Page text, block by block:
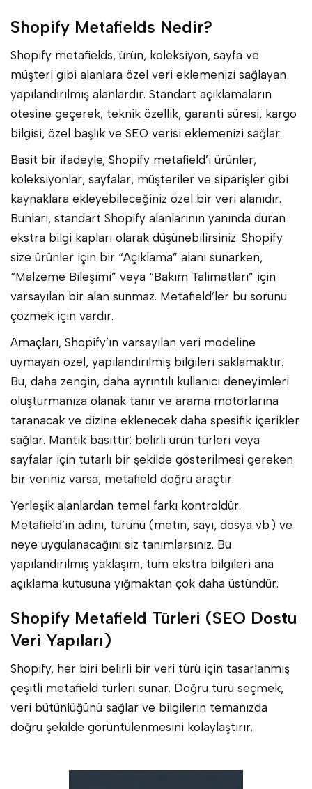
Shopify Metafields Nedir?
Shopify metafields, ürün, koleksiyon, sayfa ve
müşteri gibi alanlara özel veri eklemenizi sağlayan
yapılandırılmış alanlardır. Standart açıklamaların
ötesine geçerek; teknik özellik, garanti süresi, kargo
bilgisi, özel başlık ve SEO verisi eklemenizi sağlar.
Basit bir ifadeyle, Shopify metafield’i ürünler,
koleksiyonlar, sayfalar, müşteriler ve siparişler gibi
kaynaklara ekleyebileceğiniz özel bir veri alanıdır.
Bunları, standart Shopify alanlarının yanında duran
ekstra bilgi kapları olarak düşünebilirsiniz. Shopify
size ürünler için bir “Açıklama” alanı sunarken,
“Malzeme Bileşimi” veya “Bakım Talimatları” için
varsayılan bir alan sunmaz. Metafield’ler bu sorunu
çözmek için vardır.
Amaçları, Shopify’ın varsayılan veri modeline
uymayan özel, yapılandırılmış bilgileri saklamaktır.
Bu, daha zengin, daha ayrıntılı kullanıcı deneyimleri
oluşturmanıza olanak tanır ve arama motorlarına
taranacak ve dizine eklenecek daha spesifik içerikler
sağlar. Mantık basittir: belirli ürün türleri veya
sayfalar için tutarlı bir şekilde gösterilmesi gereken
bir veriniz varsa, metafield doğru araçtır.
Yerleşik alanlardan temel farkı kontroldür.
Metafield’in adını, türünü (metin, sayı, dosya vb.) ve
neye uygulanacağını siz tanımlarsınız. Bu
yapılandırılmış yaklaşım, tüm ekstra bilgileri ana
açıklama kutusuna yığmaktan çok daha üstündür.
Shopify Metafield Türleri (SEO Dostu
Veri Yapıları)
Shopify, her biri belirli bir veri türü için tasarlanmış
çeşitli metafield türleri sunar. Doğru türü seçmek,
veri bütünlüğünü sağlar ve bilgilerin temanızda
doğru şekilde görüntülenmesini kolaylaştırır.